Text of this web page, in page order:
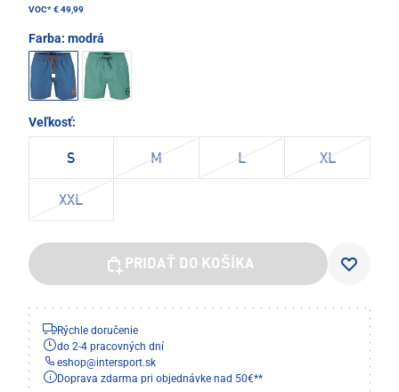
VOC*€ 49,99
Farba: modrá
Veľkosť:
S M L XL
XXL
PRIDAŤ DO KOŠÍKA
Rýchle doručenie
do 2-4 pracovných dní
eshop@intersport.sk
Doprava zdarma pri objednávke nad 50€**